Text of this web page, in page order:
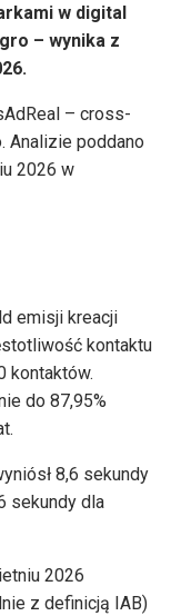
w digital
– wynika z
– cross-
Analizie poddano
2026 w
emisji kreacji
kontaktu
kontaktów.
do 87,95%
8,6 sekundy
sekundy dla
2026
z definicją IAB)